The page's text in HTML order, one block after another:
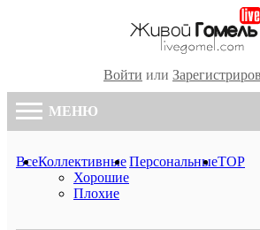
Войти или
МЕНЮ
ВсеКоллективные
Хорошие
Плохие
ПерсональныеTOP